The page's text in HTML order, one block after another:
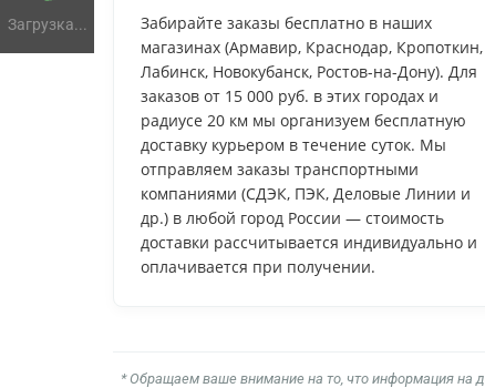
Загрузка...
Забирайте заказы бесплатно в наших
магазинах (Армавир, Краснодар, Кропоткин,
Лабинск, Новокубанск, Ростов-на-Дону). Для
заказов от 15 000 руб. в этих городах и
радиусе 20 км мы организуем бесплатную
доставку курьером в течение суток. Мы
отправляем заказы транспортными
компаниями (СДЭК, ПЭК, Деловые Линии и
др.) в любой город России — стоимость
доставки рассчитывается индивидуально и
оплачивается при получении.
* Обращаем ваше внимание на то, что информация на